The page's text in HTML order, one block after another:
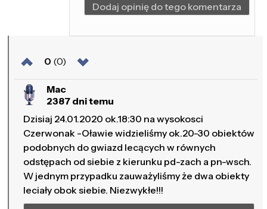
Dodaj opinię do tego komentarza
0 (0)
Mac
2387 dni temu
Dzisiaj 24.01.2020 ok.18:30 na wysokosci
Czerwonak -Oławie widzieliśmy ok.20-30 obiektów
podobnych do gwiazd lecących w równych
odstępach od siebie z kierunku pd-zach a pn-wsch.
W jednym przypadku zauważyliśmy że dwa obiekty
leciały obok siebie. Niezwykłe!!!